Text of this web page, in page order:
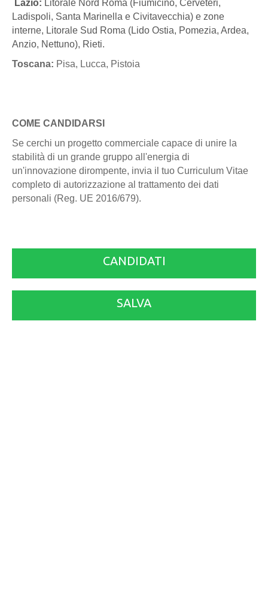
Lazio: Litorale Nord Roma (Fiumicino, Cerveteri,
Ladispoli, Santa Marinella e Civitavecchia) e zone
interne, Litorale Sud Roma (Lido Ostia, Pomezia, Ardea,
Anzio, Nettuno), Rieti.
Toscana: Pisa, Lucca, Pistoia
COME CANDIDARSI
Se cerchi un progetto commerciale capace di unire la
stabilità di un grande gruppo all'energia di
un'innovazione dirompente, invia il tuo Curriculum Vitae
completo di autorizzazione al trattamento dei dati
personali (Reg. UE 2016/679).
CANDIDATI
SALVA